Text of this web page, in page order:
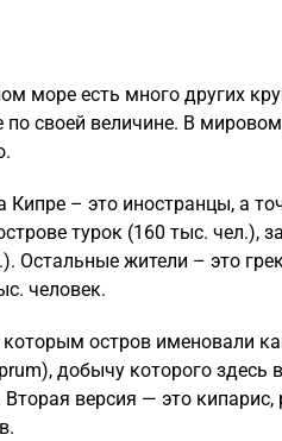
море есть много других
по своей величине. В
– это иностранцы, а
турок (160 тыс. чел.),
Остальные жители – это
человек.
которым остров именовали
добычу которого здесь
версия — это кипарис,